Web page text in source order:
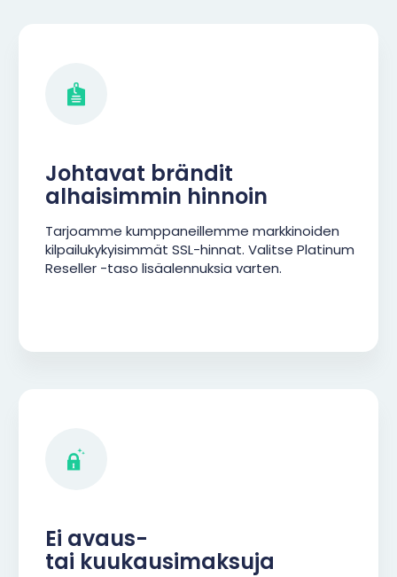
Johtavat brändit
alhaisimmin hinnoin
Tarjoamme kumppaneillemme markkinoiden
kilpailukykyisimmät SSL-hinnat. Valitse Platinum
Reseller -taso lisäalennuksia varten.
Ei avaus-
tai kuukausimaksuja